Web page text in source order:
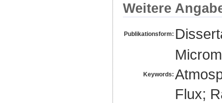
Weitere
Publikationsform:
Keywords:
Flux;